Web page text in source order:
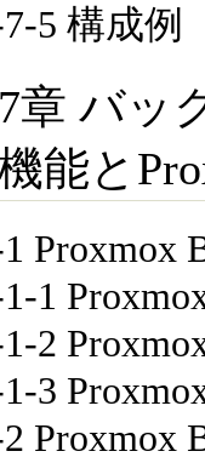
5 構成例
章 バッ
能と
Proxmox
1
2
3
Proxmox